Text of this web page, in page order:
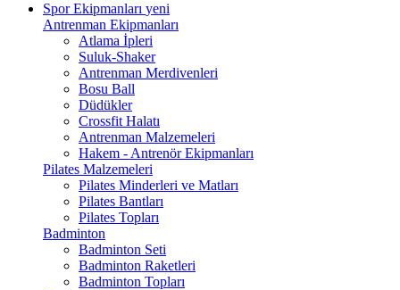
Spor Ekipmanları yeni
Antrenman Ekipmanları
Atlama İpleri
Suluk-Shaker
Antrenman Merdivenleri
Bosu Ball
Düdükler
Crossfit Halatı
Antrenman Malzemeleri
Hakem - Antrenör Ekipmanları
Pilates Malzemeleri
Pilates Minderleri ve Matları
Pilates Bantları
Pilates Topları
Badminton
Badminton Seti
Badminton Raketleri
Badminton Topları